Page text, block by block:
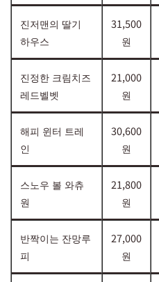
진저맨의 딸기
하우스
31,500
원
진정한 크림치즈
레드벨벳
21,000
원
해피 윈터 트레
인
30,600
원
스노우 볼 와츄
원
21,800
원
반짝이는 잔망루
피
27,000
원